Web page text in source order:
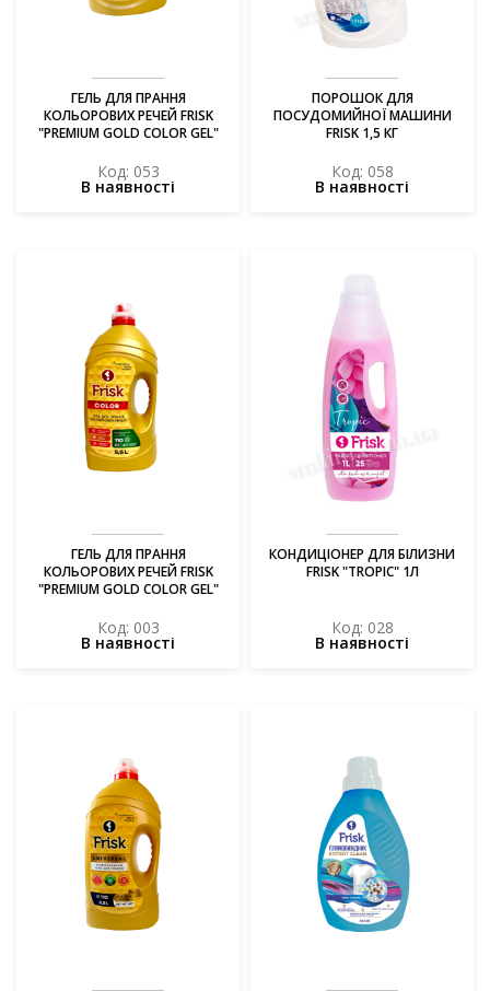
ГЕЛЬ ДЛЯ ПРАННЯ
КОЛЬОРОВИХ РЕЧЕЙ FRISK
"PREMIUM GOLD COLOR GEL"
Код: 053
В наявності
ПОРОШОК ДЛЯ
ПОСУДОМИЙНОЇ МАШИНИ
FRISK 1,5 КГ
Код: 058
В наявності
ГЕЛЬ ДЛЯ ПРАННЯ
КОЛЬОРОВИХ РЕЧЕЙ FRISK
"PREMIUM GOLD COLOR GEL"
Код: 003
В наявності
КОНДИЦІОНЕР ДЛЯ БІЛИЗНИ
FRISK "TROPIC" 1Л
Код: 028
В наявності